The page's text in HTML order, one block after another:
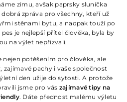
zimu, avšak paprsky sluníčka
zpráva pro všechny, kteří už
stěnami bytu, a naopak touží po
je nejlepší přítel člověka, byla by
na výlet nepřizvali.
potěšením pro člověka, ale
zajímavé pachy i vaše společnost
den užije do sytosti. A protože
jsme pro vás zajímavé tipy na
. Dáte přednost malému výletu